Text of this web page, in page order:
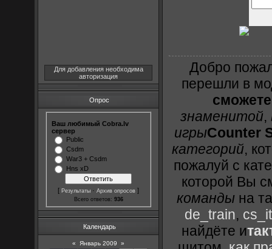
Для добавления необходима
авторизация
Опрос
Ваш любимый Cobra.lv
сервер
Public
Csdm
War3 + Csdm
Hns xD
[Результаты ·Архив опросов ]
Всего ответов: 936
Календарь
« Январь 2009
»
Добро
перешли в
знаменитой,
игрыCounter
категорий,
пожалуй с
которой Вы
команды на
de_train,
найдёте и